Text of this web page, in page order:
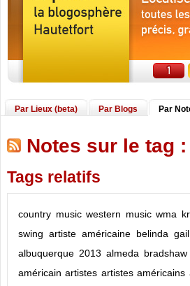
Par Lieux (beta) Par Blogs Par
Notes sur le tag
Tags relatifs
country music western music wma
swing artiste américaine belinda gail
albuquerque 2013 almeda bradshaw
américain artistes artistes américains